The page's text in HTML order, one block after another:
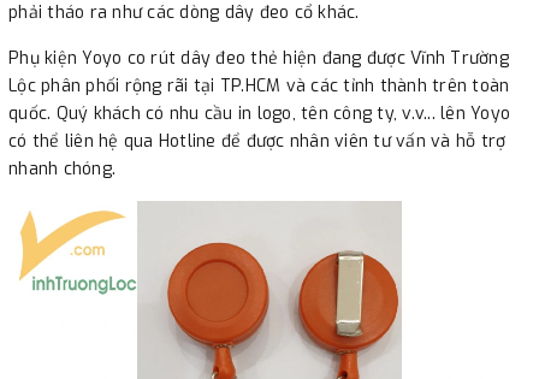
phải tháo ra như các dòng dây đeo cổ khác.
Phụ kiện Yoyo co rút dây đeo thẻ hiện đang được Vĩnh Trường
Lộc phân phối rộng rãi tại TP.HCM và các tỉnh thành trên toàn
quốc. Quý khách có nhu cầu in logo, tên công ty, v.v... lên Yoyo
có thể liên hệ qua Hotline để được nhân viên tư vấn và hỗ trợ
nhanh chóng.